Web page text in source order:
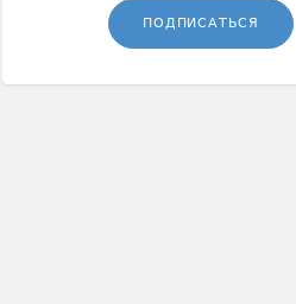
ПОДПИСАТЬСЯ